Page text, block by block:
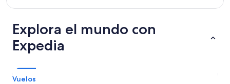
Explora el mundo con
Expedia
Vuelos